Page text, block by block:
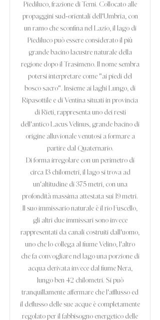
Piediluco, frazione di Terni. Collocato alle
propaggini sud-orientali dell'Umbria, con
un ramo che sconfina nel Lazio, il lago di
Piediluco può essere considerato il più
grande bacino lacustre naturale della
regione dopo il Trasimeno. Il nome sembra
potersi interpretare come "ai piedi del
bosco sacro". Insieme ai laghi Lungo, di
Ripasottile e di Ventina situati in provincia
di Rieti, rappresenta uno dei resti
dell'antico Lacus Velinus, grande bacino di
origine alluvionale venutosi a formare a
partire dal Quaternario.
Di forma irregolare con un perimetro di
circa 13 chilometri, il lago si trova ad
un'altitudine di 375 metri, con una
profondità massima attestata sui 19 metri.
Il suo immissario naturale è il rio Fuscello,
gli altri due immissari sono invece
rappresentati da canali costruiti dall'uomo,
uno che lo collega al fiume Velino, l'altro
che fa convogliare nel lago una porzione di
acqua derivata invece dal fiume Nera,
lungo ben 42 chilometri. Si può
tranquillamente affermare che l'afflusso ed
il deflusso delle sue acque è completamente
regolato per il fabbisogno energetico delle